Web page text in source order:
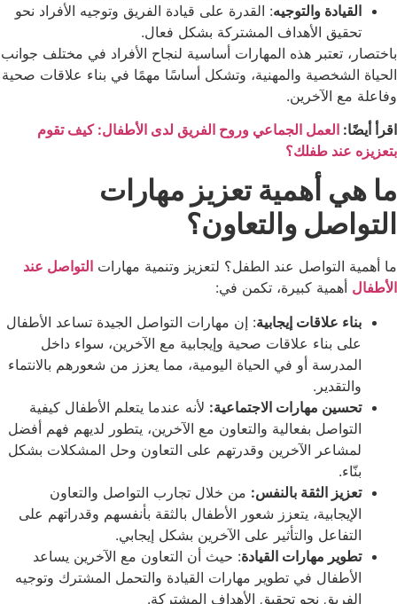
القيادة والتوجيه: القدرة على قيادة الفريق وتوجيه الأفراد نحو
تحقيق الأهداف المشتركة بشكل فعال.
باختصار، تعتبر هذه المهارات أساسية لنجاح الأفراد في مختلف جوانب
الحياة الشخصية والمهنية، وتشكل أساسًا مهمًا في بناء علاقات صحية
وفاعلة مع الآخرين.
اقرأ أيضًا: العمل الجماعي وروح الفريق لدى الأطفال: كيف تقوم
بتعزيزه عند طفلك؟
ما هي أهمية تعزيز مهارات
التواصل والتعاون؟
ما أهمية التواصل عند الطفل؟ لتعزيز وتنمية مهارات التواصل عند
الأطفال أهمية كبيرة، تكمن في:
بناء علاقات إيجابية: إن مهارات التواصل الجيدة تساعد الأطفال
على بناء علاقات صحية وإيجابية مع الآخرين، سواء داخل
المدرسة أو في الحياة اليومية، مما يعزز من شعورهم بالانتماء
والتقدير.
تحسين مهارات الاجتماعية: لأنه عندما يتعلم الأطفال كيفية
التواصل بفعالية والتعاون مع الآخرين، يتطور لديهم فهم أفضل
لمشاعر الآخرين وقدرتهم على التعاون وحل المشكلات بشكل
بنّاء.
تعزيز الثقة بالنفس: من خلال تجارب التواصل والتعاون
الإيجابية، يتعزز شعور الأطفال بالثقة بأنفسهم وقدراتهم على
التفاعل والتأثير على الآخرين بشكل إيجابي.
تطوير مهارات القيادة: حيث أن التعاون مع الآخرين يساعد
الأطفال في تطوير مهارات القيادة والتحمل المشترك وتوجيه
الفريق نحو تحقيق الأهداف المشتركة.